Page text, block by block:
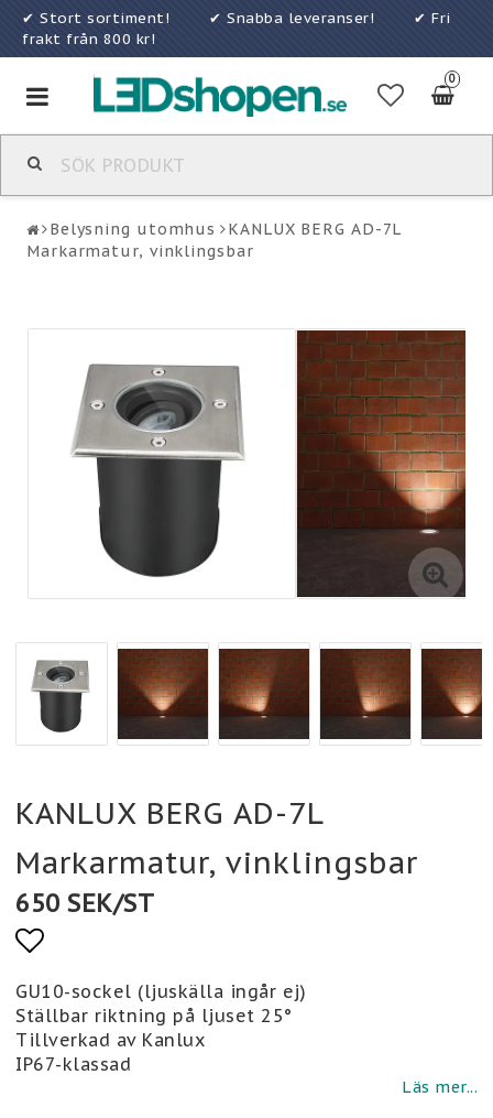
✔ Stort sortiment! ✔ Snabba leveranser! ✔ Fri
frakt från 800 kr!
0
Toggle
navigation
Belysning utomhus
KANLUX BERG AD-7L
Markarmatur, vinklingsbar
KANLUX BERG AD-7L
Markarmatur, vinklingsbar
650 SEK/ST
Lägg till i favoritlistan
GU10-sockel (ljuskälla ingår ej)
Ställbar riktning på ljuset 25°
Tillverkad av Kanlux
IP67-klassad
Läs mer...